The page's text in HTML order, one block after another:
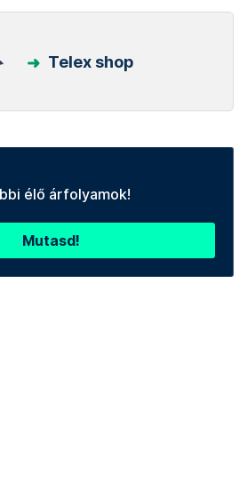
Telex shop
élő árfolyamok!
Mutasd!